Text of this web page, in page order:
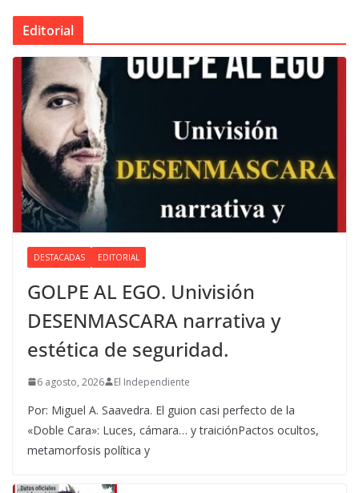
Editorial
DESTACADAS EDITORIAL
GOLPE AL EGO. Univisión
DESENMASCARA narrativa y
estética de seguridad.
6 agosto, 2026 El Independiente
Por: Miguel A. Saavedra. El guion casi perfecto de la
«Doble Cara»: Luces, cámara… y traiciónPactos ocultos,
metamorfosis política y